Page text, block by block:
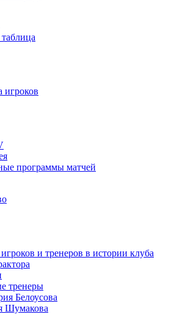
игроков
программы матчей
и тренеров в истории клуба
тренеры
Белоусова
Шумакова